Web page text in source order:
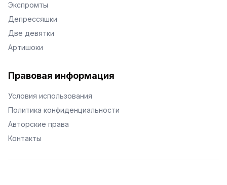
Экспромты
Депрессяшки
Две девятки
Артишоки
Правовая информация
Условия использования
Политика конфиденциальности
Авторские права
Контакты